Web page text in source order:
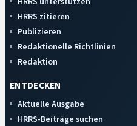
HRRS zitieren
Publizieren
Redaktionelle Richtlinien
Redaktion
ENTDECKEN
Aktuelle Ausgabe
HRRS-Beiträge suchen